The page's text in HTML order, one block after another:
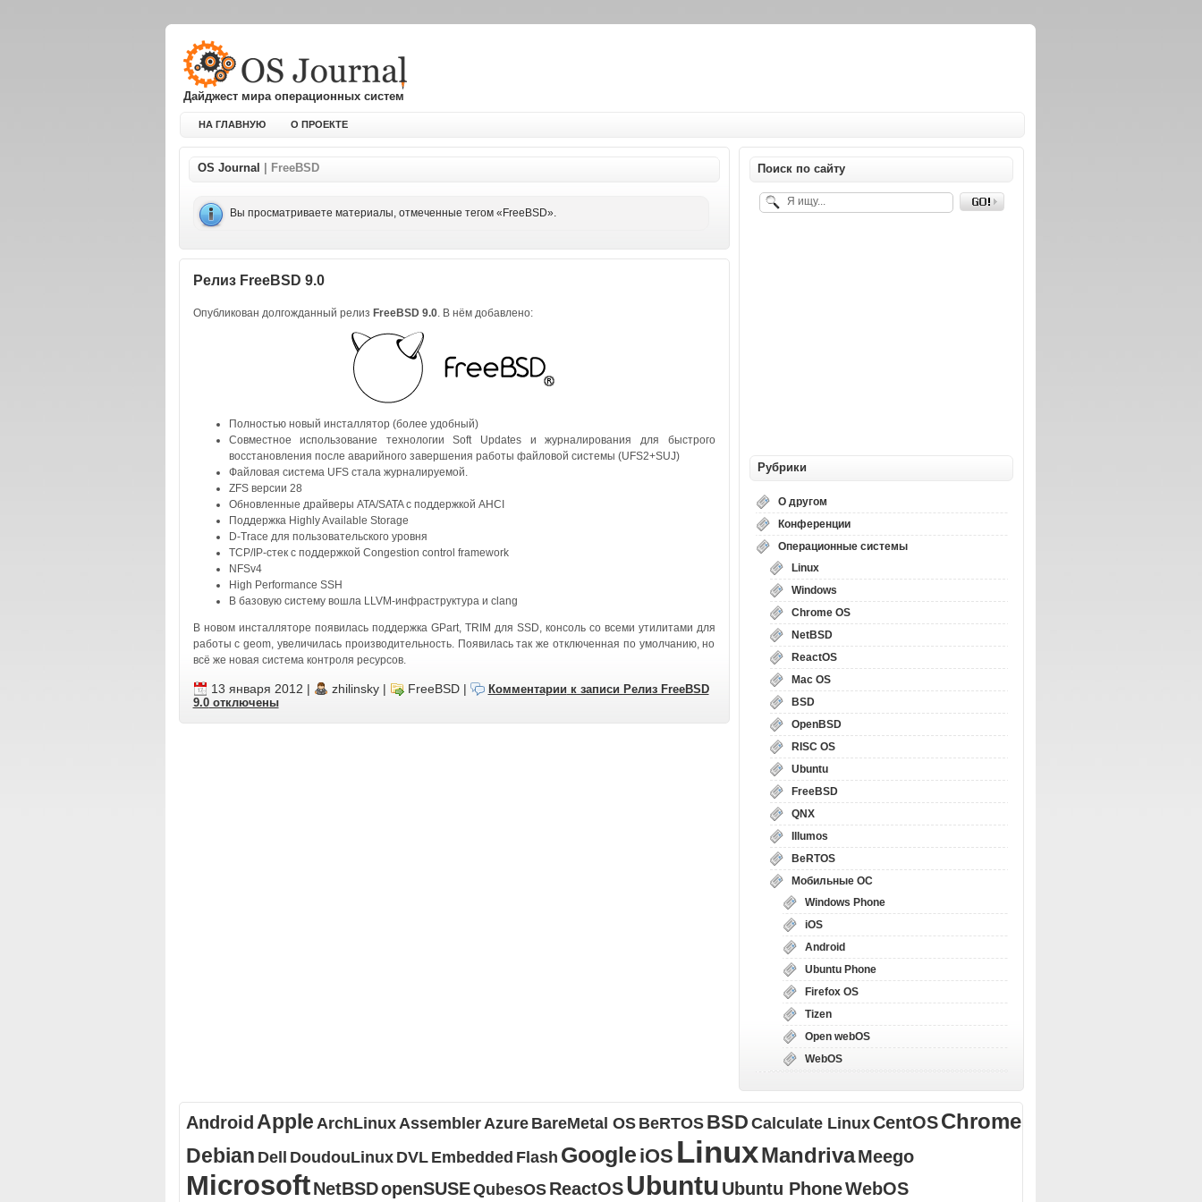
Дайджест мира операционных систем
НА ГЛАВНУЮ О ПРОЕКТЕ
OS Journal | FreeBSD
Вы просматриваете материалы, отмеченные тегом «FreeBSD».
Релиз FreeBSD 9.0
Опубликован долгожданный релиз FreeBSD 9.0. В нём добавлено:
Полностью новый инсталлятор (более удобный)
Совместное использование технологии Soft Updates и журналирования для быстрого
восстановления после аварийного завершения работы файловой системы (UFS2+SUJ)
Файловая система UFS стала журналируемой.
ZFS версии 28
Обновленные драйверы ATA/SATA с поддержкой AHCI
Поддержка Highly Available Storage
D-Trace для пользовательского уровня
TCP/IP-стек с поддержкой Congestion control framework
NFSv4
High Performance SSH
В базовую систему вошла LLVM-инфраструктура и clang
В новом инсталляторе появилась поддержка GPart, TRIM для SSD, консоль со всеми утилитами для
работы с geom, увеличилась производительность. Появилась так же отключенная по умолчанию, но
всё же новая система контроля ресурсов.
13 января 2012 | zhilinsky| FreeBSD| Комментарии к записи Релиз FreeBSD
9.0отключены
Поиск по сайту
Рубрики
О другом
Конференции
Операционные системы
Linux
Windows
Chrome OS
NetBSD
ReactOS
Mac OS
BSD
OpenBSD
RISC OS
Ubuntu
FreeBSD
QNX
Illumos
BeRTOS
Мобильные ОС
Windows Phone
iOS
Android
Ubuntu Phone
Firefox OS
Tizen
Open webOS
WebOS
Android Apple ArchLinuxAssemblerAzure BareMetal OS BeRTOS BSD Calculate LinuxCentOS Chrome
Debian Dell DoudouLinux DVL Embedded Flash Google iOS LinuxMandriva Meego
Microsoft NetBSDopenSUSEQubesOS ReactOS Ubuntu Ubuntu PhoneWebOS